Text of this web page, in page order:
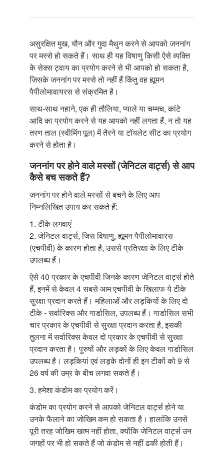
असुरक्षित मुख, यौन और गुदा मैथुन करने से आपको जननांग
पर मस्से हो सकते हैं। साथ ही यह विषाणु किसी ऐसे व्यक्ति
के सेक्स ट्वाय का प्रयोग करने से भी आपको हो सकता है,
जिसके जननांग पर मस्से तो नहीं हैं किंतु वह ह्यूमन
पैपीलोमावायरस से संक्रमित है।
साथ-साथ नहाने, एक ही तौलिया, प्याले या चम्मच, कांटे
आदि का प्रयोग करने से यह आपको नहीं लगता हैं, न तो यह
तरण ताल (स्वीमिंग पूल) में तैरने या टॉयलेट सीट का प्रयोग
करने से होता है।
जननांग पर होने वाले मस्सों (जेनिटल वार्ट्स) से आप
कैसे बच सकते हैं?
जननांग पर होने वाले मस्सों से बचने के लिए आप
निम्नलिखित उपाय कर सकते हैं:
1. टीके लगवाएं
2. जेनिटल वार्ट्स, जिस विषाणु, ह्यूमन पैपीलोमावारस
(एचपीवी) के कारण होता है, उससे प्रतिरक्षा के लिए टीके
उपलब्ध हैं।
ऐसे 40 प्रकार के एचपीवी जिनके कारण जेनिटल वार्ट्स होते
हैं, इनमें से केवल 4 सबसे आम एचपीवी के खिलाफ ये टीके
सुरक्षा प्रदान करते हैं। महिलाओं और लड़कियों के लिए दो
टीके - सर्वारिक्स और गार्डासिल, उपलब्ध हैं। गार्डासिल सभी
चार प्रकार के एचपीवी से सुरक्षा प्रदान करता है, इसकी
तुलना में सर्वारिक्स केवल दो प्रकार के एचपीवी से सुरक्षा
प्रदान करता है। पुरुषों और लड़कों के लिए केवल गार्डासिल
उपलब्ध है। लड़कियां एवं लड़के दोनों ही इन टीकों को 9 से
26 वर्ष की उम्र के बीच लगवा सकते हैं।
3. हमेशा कंडोम का प्रयोग करें।
कंडोम का प्रयोग करने से आपको जेनिटल वार्ट्स होने या
उनके फैलाने का जोखिम कम हो सकता है। हालांकि उनसे
पूरी तरह जोखिम खत्म नहीं होता, क्योंकि जेनिटल वार्ट्स उन
जगहों पर भी हो सकते हैं जो कंडोम से नहीं ढकी होती हैं।